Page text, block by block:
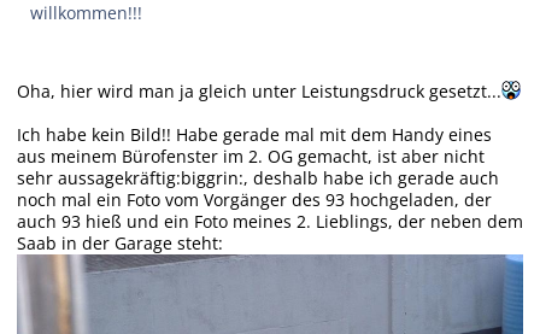
willkommen!!!
Oha, hier wird man ja gleich unter Leistungsdruck gesetzt...
Ich habe kein Bild!! Habe gerade mal mit dem Handy eines
aus meinem Bürofenster im 2. OG gemacht, ist aber nicht
sehr aussagekräftig:biggrin:, deshalb habe ich gerade auch
noch mal ein Foto vom Vorgänger des 93 hochgeladen, der
auch 93 hieß und ein Foto meines 2. Lieblings, der neben dem
Saab in der Garage steht: